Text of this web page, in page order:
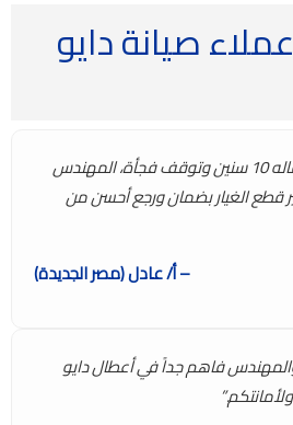
صيانة دايو
“عندي ميكروويف دايو بقاله 10 سنين وتوقف فجأة، المهندس
قطع الغيار بضمان ورجع أحسن من
– أ/ عادل (مصر الجديدة)
فاهم جداً في أعطال دايو